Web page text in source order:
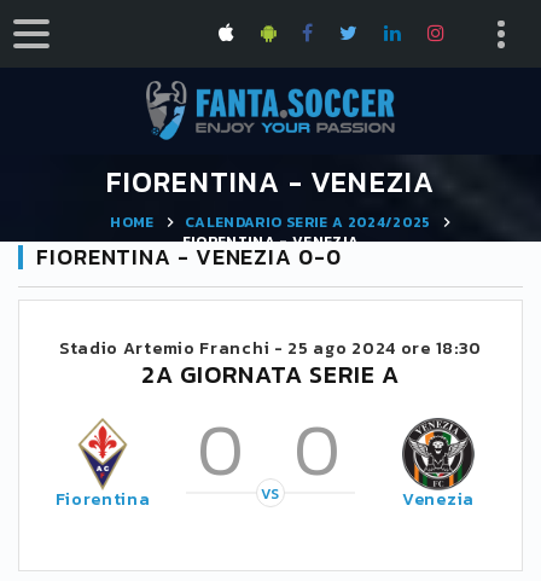
FIORENTINA - VENEZIA
HOME
CALENDARIO SERIE A 2024/2025
FIORENTINA - VENEZIA
FIORENTINA - VENEZIA 0-0
Stadio Artemio Franchi - 25 ago 2024 ore 18:30
2A GIORNATA SERIE A
Fiorentina 0 0
VS Venezia